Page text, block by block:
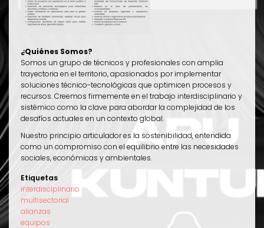
¿Quiénes Somos?
Somos un grupo de técnicos y profesionales con amplia
trayectoria en el territorio, apasionados por implementar
soluciones técnico-tecnológicas que optimicen procesos y
recursos. Creemos firmemente en el trabajo interdisciplinario y
sistémico como la clave para abordar la complejidad de los
desafíos actuales en un contexto global.
Nuestro principio articulador es la sostenibilidad, entendida
como un compromiso con el equilibrio entre las necesidades
sociales, económicas y ambientales.
Etiquetas
interdisciplinario
multisectorial
alianzas
equipos